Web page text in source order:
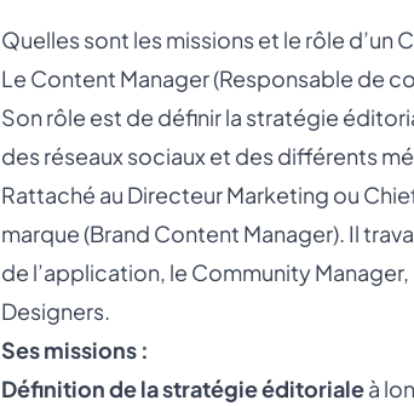
Quelles sont les missions et le rôle d’un
Le Content Manager (Responsable de
Son rôle est de définir la stratégie
des réseaux sociaux et des différents
Rattaché au Directeur Marketing ou
marque (Brand Content Manager). Il
de l’application, le Community
Designers.
Ses missions :
Définition de la stratégie éditorialeà